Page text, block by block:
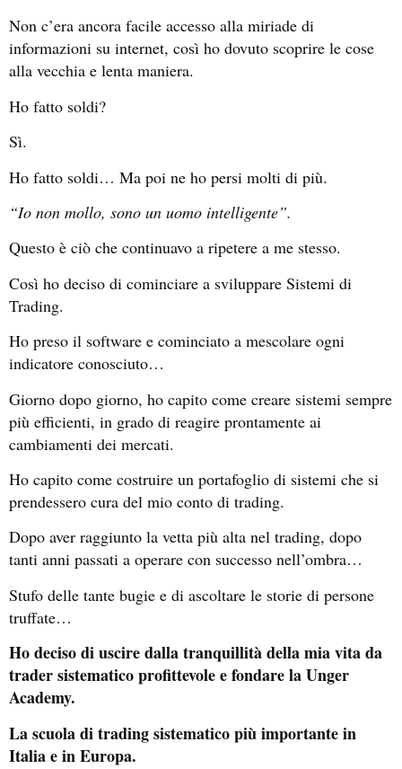
Non c’era ancora facile accesso alla miriade di
informazioni su internet, così ho dovuto scoprire le cose
alla vecchia e lenta maniera.
Ho fatto soldi?
Sì.
Ho fatto soldi… Ma poi ne ho persi molti di più.
“Io non mollo, sono un uomo intelligente”.
Questo è ciò che continuavo a ripetere a me stesso.
Così ho deciso di cominciare a sviluppare Sistemi di
Trading.
Ho preso il software e cominciato a mescolare ogni
indicatore conosciuto…
Giorno dopo giorno, ho capito come creare sistemi sempre
più efficienti, in grado di reagire prontamente ai
cambiamenti dei mercati.
Ho capito come costruire un portafoglio di sistemi che si
prendessero cura del mio conto di trading.
Dopo aver raggiunto la vetta più alta nel trading, dopo
tanti anni passati a operare con successo nell’ombra…
Stufo delle tante bugie e di ascoltare le storie di persone
truffate…
Ho deciso di uscire dalla tranquillità della mia vita da
trader sistematico profittevole e fondare la Unger
Academy.
La scuola di trading sistematico più importante in
Italia e in Europa.